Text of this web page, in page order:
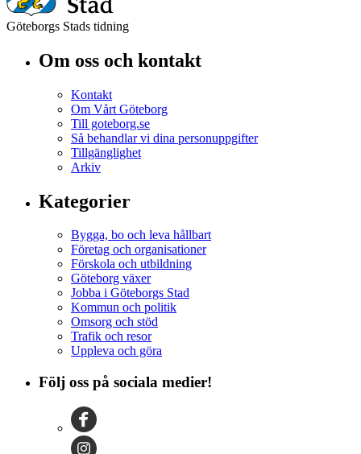
Göteborgs Stads tidning
Om oss och kontakt
Kontakt
Om Vårt Göteborg
Till goteborg.se
Så behandlar vi dina personuppgifter
Tillgänglighet
Arkiv
Kategorier
Bygga, bo och leva hållbart
Företag och organisationer
Förskola och utbildning
Göteborg växer
Jobba i Göteborgs Stad
Kommun och politik
Omsorg och stöd
Trafik och resor
Uppleva och göra
Följ oss på sociala medier!